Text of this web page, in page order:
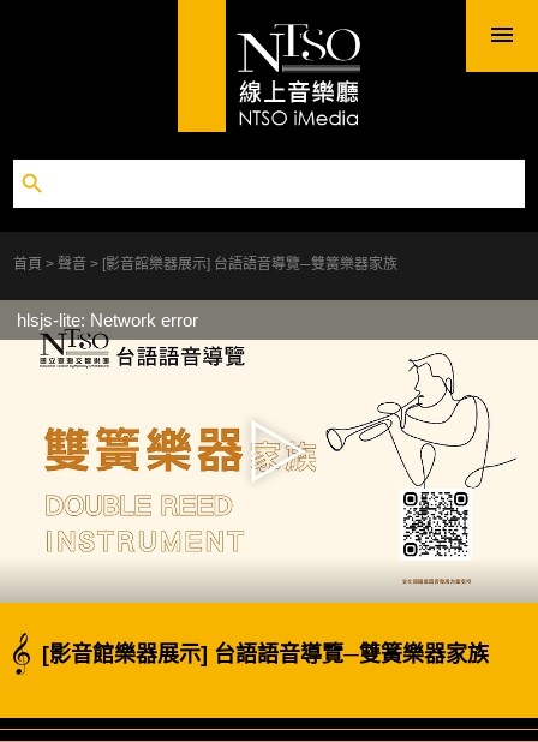
首頁 聲音 [影音館樂器展示] 台語語音導覽─雙簧樂器家族
hlsjs-lite: Network error
[影音館樂器展示] 台語語音導覽─雙簧樂器家族